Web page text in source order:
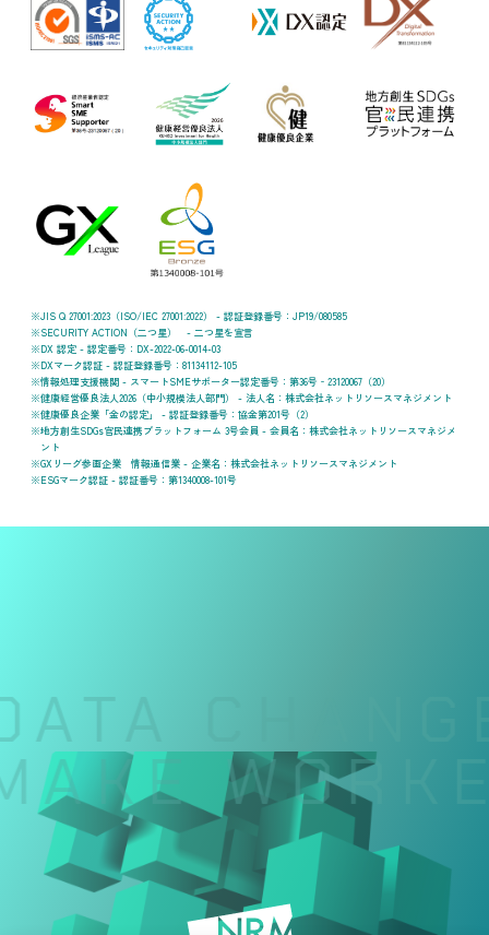
JIS Q 27001:2023（ISO/IEC 27001:2022） - 認証登録番号：JP19/080585
SECURITY ACTION（二つ星） - 二つ星を宣言
DX 認定 - 認定番号：DX-2022-06-0014-03
DXマーク認証 - 認証登録番号：81134112-105
情報処理支援機関 - スマートSMEサポーター認定番号：第36号‐23120067（20）
健康経営優良法人2026（中小規模法人部門） - 法人名：株式会社ネットリソースマネジメント
健康優良企業「金の認定」 - 認証登録番号：協金第201号（2）
地方創生SDGs官民連携プラットフォーム 3号会員 - 会員名：株式会社ネットリソースマネジメ
ント
GXリーグ参画企業 情報通信業 - 企業名：株式会社ネットリソースマネジメント
ESGマーク認証 - 認証番号：第1340008-101号